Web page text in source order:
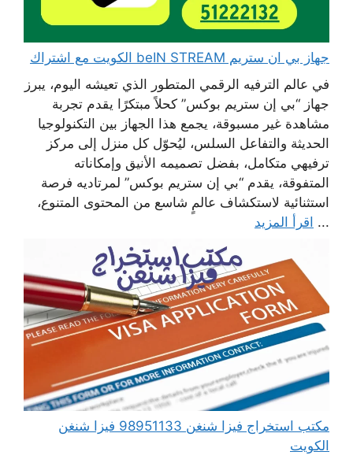
جهاز بي ان ستريم beIN STREAM الكويت مع اشتراك
في عالم الترفيه الرقمي المتطور الذي تعيشه اليوم، يبرز
جهاز “بي إن ستريم بوكس” كحلاً مبتكرًا يقدم تجربة
مشاهدة غير مسبوقة، يجمع هذا الجهاز بين التكنولوجيا
الحديثة والتفاعل السلس، ليُحوّل كل منزل إلى مركز
ترفيهي متكامل، بفضل تصميمه الأنيق وإمكاناته
المتفوقة، يقدم “بي إن ستريم بوكس” لمرتاديه فرصة
استثنائية لاستكشاف عالمٍ شاسع من المحتوى المتنوع،
... اقرأ المزيد
مكتب استخراج فيزا شنغن 98951133 فيزا شنغن
الكويت